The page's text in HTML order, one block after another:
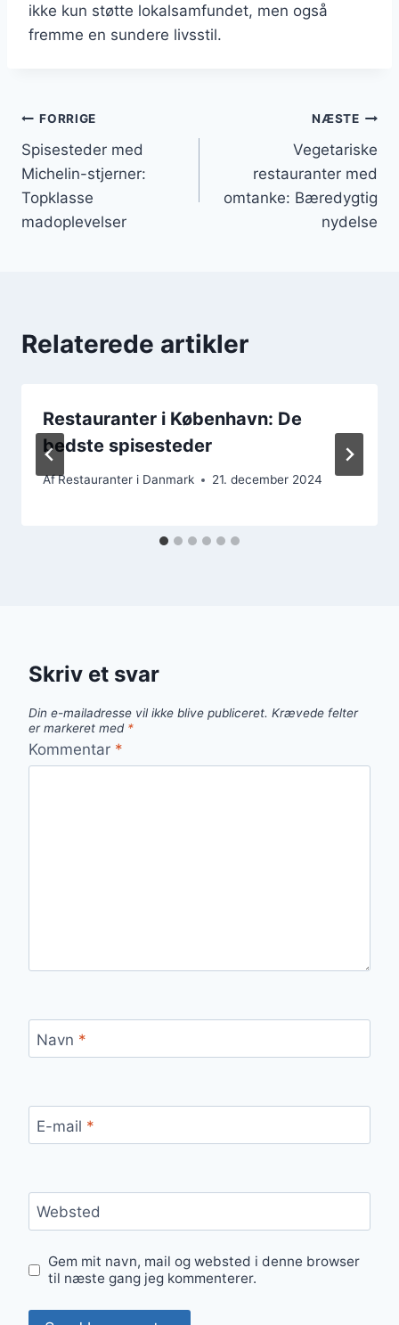
ikke kun støtte lokalsamfundet, men også
fremme en sundere livsstil.
Indlægsnavigation
FORRIGE
Spisesteder med
Michelin-stjerner:
Topklasse
madoplevelser
NÆSTE
Vegetariske
restauranter med
omtanke: Bæredygtig
nydelse
Relaterede artikler
Restauranter i København: De
bedste spisesteder
AfRestauranter i Danmark 21. december 2024
Skriv et svar
Din e-mailadresse vil ikke blive publiceret. Krævede felter
er markeret med *
Kommentar *
Navn *
E-mail *
Websted
Gem mit navn, mail og websted i denne browser
til næste gang jeg kommenterer.